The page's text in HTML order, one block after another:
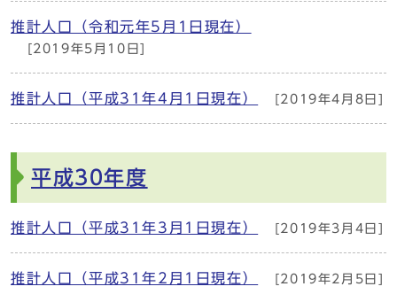
推計人口（令和元年5月1日現在）
[2019年5月10日]
推計人口（平成31年4月1日現在） [2019年4月8日]
平成30年度
推計人口（平成31年3月1日現在） [2019年3月4日]
推計人口（平成31年2月1日現在） [2019年2月5日]